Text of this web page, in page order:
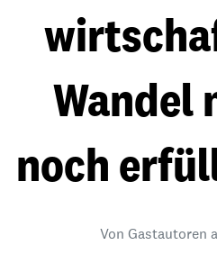
Wandel
noch
Von Gastautoren